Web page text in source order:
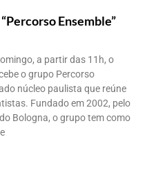
Ensemble”
a partir das 11h, o
o grupo Percorso
núcleo paulista que reúne
Fundado em 2002, pelo
Bologna, o grupo tem como